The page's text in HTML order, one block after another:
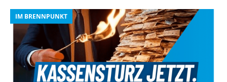
IM BRENNPUNKT